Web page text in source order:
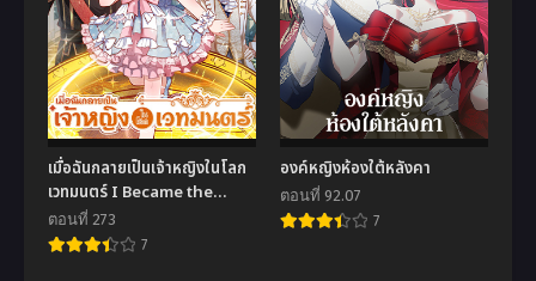
เมื่อฉันกลายเป็นเจ้าหญิงในโลก
เวทมนตร์ I Became the
Emperor’s Daughter One
Day
ตอนที่ 273
7
องค์หญิงห้องใต้หลังคา
ตอนที่ 92.07
7